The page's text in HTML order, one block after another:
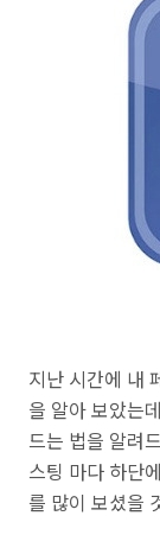
지난 시간에 내
을 알아 보았는
드는 법을 알려
스팅 마다 하단
를 많이 보셨을